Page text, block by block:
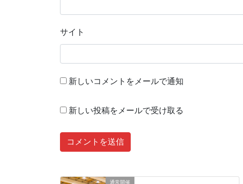
サイト
新しいコメントをメールで通知
新しい投稿をメールで受け取る
通常開催